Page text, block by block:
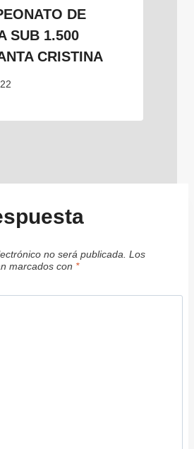
DE
SUB 1.500
CRISTINA
no será publicada. Los
marcados con *